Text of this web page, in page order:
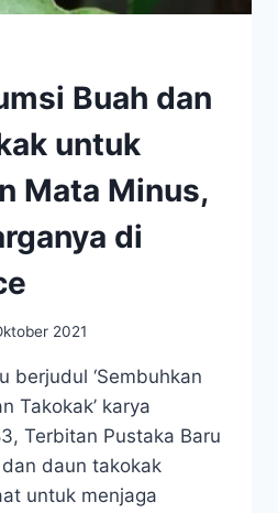
Buah dan
untuk
Mata Minus,
di
2021
berjudul ‘Sembuhkan
Takokak’ karya
Terbitan Pustaka Baru
daun takokak
untuk menjaga